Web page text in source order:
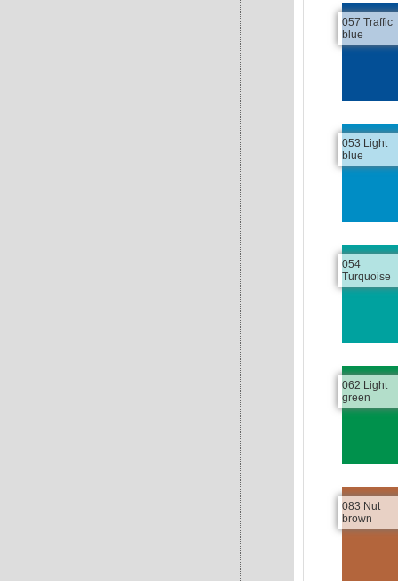
057 Traffic
blue
053 Light
blue
054
Turquoise
062 Light
green
083 Nut
brown